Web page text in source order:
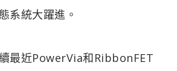
系統大躍進。
最近PowerVia和RibbonFET